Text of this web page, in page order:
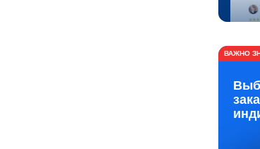
ВАЖНО